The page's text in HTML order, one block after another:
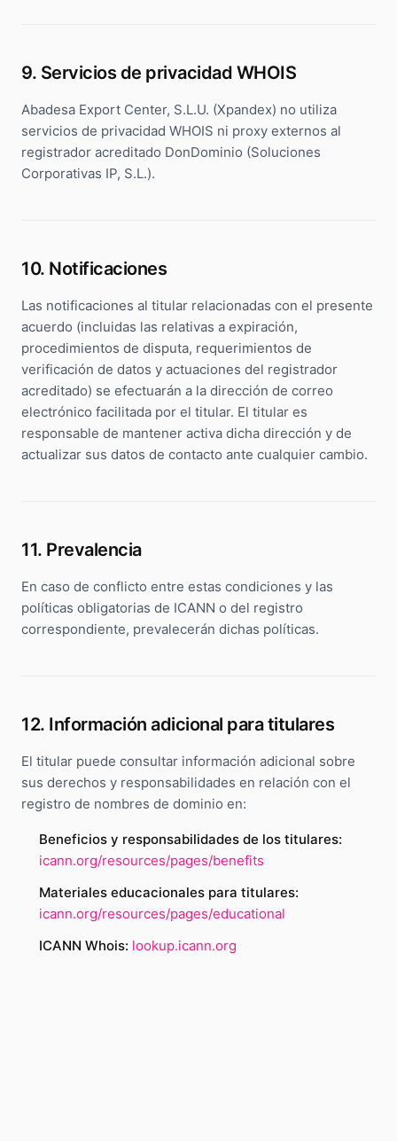
9. Servicios de privacidad WHOIS
Abadesa Export Center, S.L.U. (Xpandex) no utiliza
servicios de privacidad WHOIS ni proxy externos al
registrador acreditado DonDominio (Soluciones
Corporativas IP, S.L.).
10. Notificaciones
Las notificaciones al titular relacionadas con el presente
acuerdo (incluidas las relativas a expiración,
procedimientos de disputa, requerimientos de
verificación de datos y actuaciones del registrador
acreditado) se efectuarán a la dirección de correo
electrónico facilitada por el titular. El titular es
responsable de mantener activa dicha dirección y de
actualizar sus datos de contacto ante cualquier cambio.
11. Prevalencia
En caso de conflicto entre estas condiciones y las
políticas obligatorias de ICANN o del registro
correspondiente, prevalecerán dichas políticas.
12. Información adicional para titulares
El titular puede consultar información adicional sobre
sus derechos y responsabilidades en relación con el
registro de nombres de dominio en:
Beneficios y responsabilidades de los titulares:
icann.org/resources/pages/benefits
Materiales educacionales para titulares:
icann.org/resources/pages/educational
ICANN Whois: lookup.icann.org